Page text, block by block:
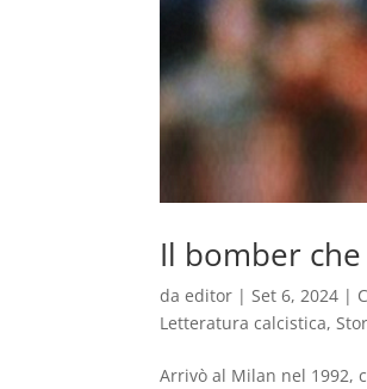
Il bomber
daeditor |Set 6, 2024 |
Letteratura calcistica,
Arrivò al Milan nel 1992,